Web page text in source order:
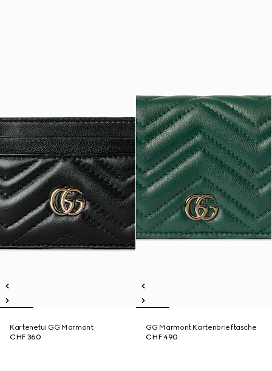
Kartenetui GG Marmont
CHF 360
GG Marmont Kartenbrieftasche
CHF 490